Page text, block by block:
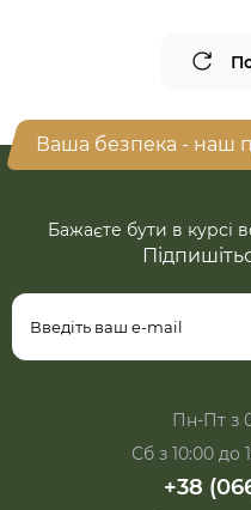
Ваша безпека - наш
Бажаєте бути в курсі
Пн-Пт з
Сб з 10:00 до
+38